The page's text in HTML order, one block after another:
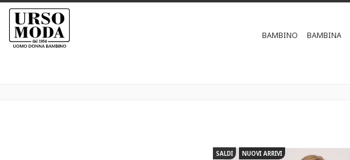
BAMBINO BAMBINA
SALDI NUOVI ARRIVI